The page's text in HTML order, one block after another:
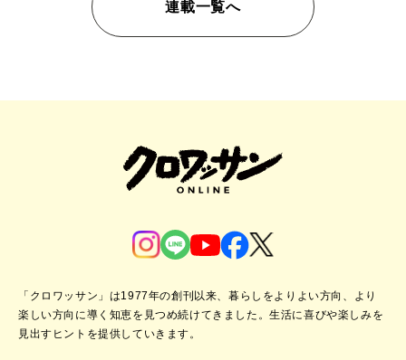
連載一覧へ
「クロワッサン」は1977年の創刊以来、暮らしをよりよい方向、より
楽しい方向に導く知恵を見つめ続けてきました。生活に喜びや楽しみを
見出すヒントを提供していきます。